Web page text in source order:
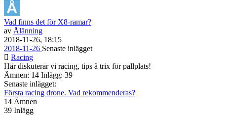
Vad finns det för X8-ramar?
av Ålänning
2018-11-26, 18:15
2018-11-26 Senaste inlägget
Racing
Här diskuterar vi racing, tips å trix för pallplats!
Ämnen: 14 Inlägg: 39
Senaste inlägget:
Första racing drone. Vad rekommenderas?
14 Ämnen
39 Inlägg